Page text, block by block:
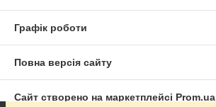
Графік роботи
Повна версія сайту
Сайт створено на маркетплейсі Prom.ua